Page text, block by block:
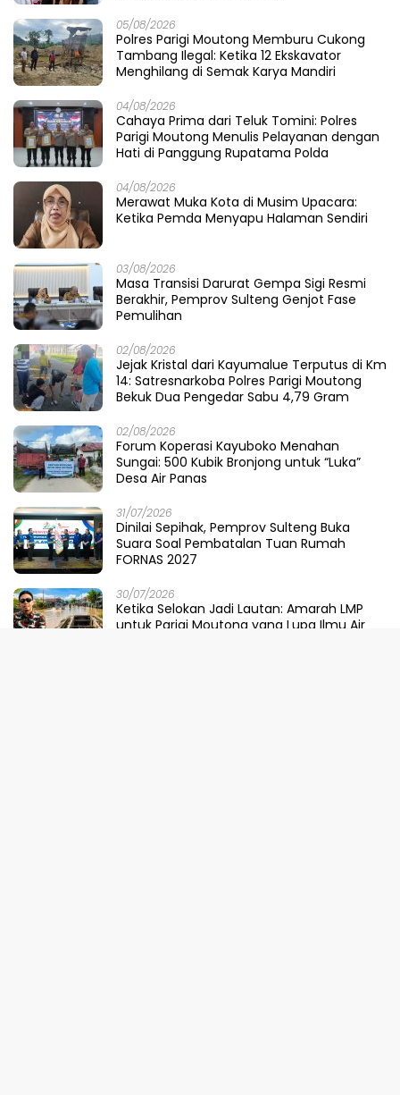
05/08/2026
Polres Parigi Moutong Memburu Cukong
Tambang Ilegal: Ketika 12 Ekskavator
Menghilang di Semak Karya Mandiri
04/08/2026
Cahaya Prima dari Teluk Tomini: Polres
Parigi Moutong Menulis Pelayanan dengan
Hati di Panggung Rupatama Polda
04/08/2026
Merawat Muka Kota di Musim Upacara:
Ketika Pemda Menyapu Halaman Sendiri
03/08/2026
Masa Transisi Darurat Gempa Sigi Resmi
Berakhir, Pemprov Sulteng Genjot Fase
Pemulihan
02/08/2026
Jejak Kristal dari Kayumalue Terputus di Km
14: Satresnarkoba Polres Parigi Moutong
Bekuk Dua Pengedar Sabu 4,79 Gram
02/08/2026
Forum Koperasi Kayuboko Menahan
Sungai: 500 Kubik Bronjong untuk “Luka”
Desa Air Panas
31/07/2026
Dinilai Sepihak, Pemprov Sulteng Buka
Suara Soal Pembatalan Tuan Rumah
FORNAS 2027
30/07/2026
Ketika Selokan Jadi Lautan: Amarah LMP
untuk Parigi Moutong yang Lupa Ilmu Air